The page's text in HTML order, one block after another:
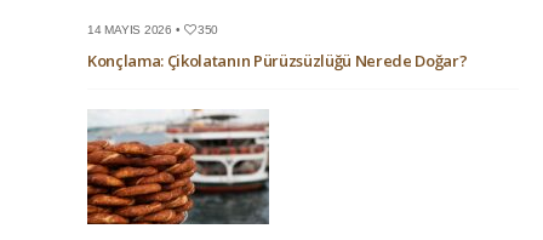
14 MAYIS 2026 • 350
Konçlama: Çikolatanın Pürüzsüzlüğü Nerede Doğar?